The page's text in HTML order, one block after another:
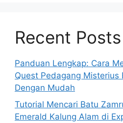
Recent Posts
Panduan Lengkap: Cara
Quest Pedagang Misterius
Dengan Mudah
Tutorial Mencari Batu
Emerald Kalung Alam di